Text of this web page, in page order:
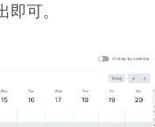
可。